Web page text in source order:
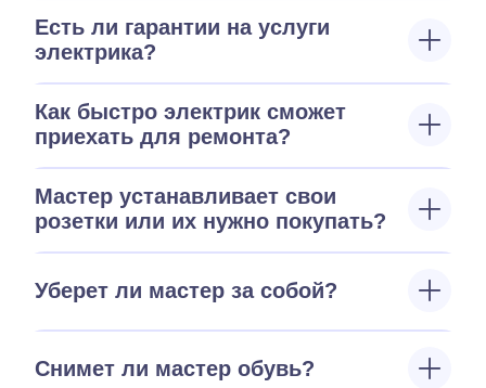
Есть ли гарантии на услуги
электрика?
Как быстро электрик сможет
приехать для ремонта?
Мастер устанавливает свои
розетки или их нужно покупать?
Уберет ли мастер за собой?
Снимет ли мастер обувь?